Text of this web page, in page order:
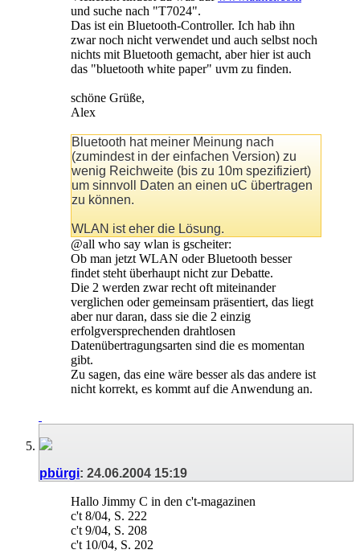
und suche nach "T7024".
Das ist ein Bluetooth-Controller. Ich hab ihn
zwar noch nicht verwendet und auch selbst noch
nichts mit Bluetooth gemacht, aber hier ist auch
das "bluetooth white paper" uvm zu finden.
schöne Grüße,
Alex
Bluetooth hat meiner Meinung nach
(zumindest in der einfachen Version) zu
wenig Reichweite (bis zu 10m spezifiziert)
um sinnvoll Daten an einen uC übertragen
zu können.
WLAN ist eher die Lösung.
@all who say wlan is gscheiter:
Ob man jetzt WLAN oder Bluetooth besser
findet steht überhaupt nicht zur Debatte.
Die 2 werden zwar recht oft miteinander
verglichen oder gemeinsam präsentiert, das liegt
aber nur daran, dass sie die 2 einzig
erfolgversprechenden drahtlosen
Datenübertragungsarten sind die es momentan
gibt.
Zu sagen, das eine wäre besser als das andere ist
nicht korrekt, es kommt auf die Anwendung an.
pbürgi: 24.06.2004 15:19
Hallo Jimmy C in den c't-magazinen
c't 8/04, S. 222
c't 9/04, S. 208
c't 10/04, S. 202